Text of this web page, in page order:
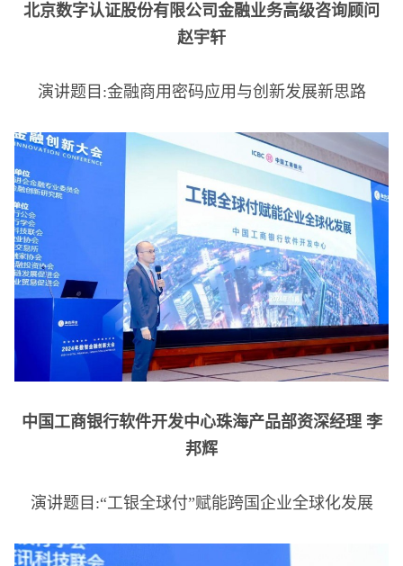
北京数字认证股份有限公司金融业务高级咨询顾问
赵宇轩
演讲题目:金融商用密码应用与创新发展新思路
中国工商银行软件开发中心珠海产品部资深经理 李
邦辉
演讲题目:“工银全球付”赋能跨国企业全球化发展